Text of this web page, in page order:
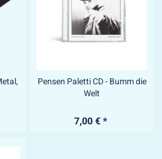
Pensen Paletti CD - Bumm die
Welt
7,00 € *